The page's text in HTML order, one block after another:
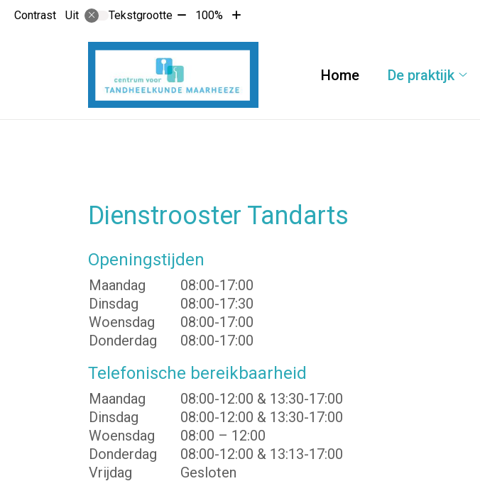
Contrast Uit Tekstgrootte Tekst
met
100%
Tekst
met
Home De praktijk
Dienstrooster Tandarts
Openingstijden
Maandag
08:00-17:00
Dinsdag
08:00-17:30
Woensdag
08:00-17:00
Donderdag
08:00-17:00
Telefonische bereikbaarheid
Maandag
08:00-12:00 & 13:30-17:00
Dinsdag
08:00-12:00 & 13:30-17:00
Woensdag
08:00 – 12:00
Donderdag
08:00-12:00 & 13:13-17:00
Vrijdag
Gesloten